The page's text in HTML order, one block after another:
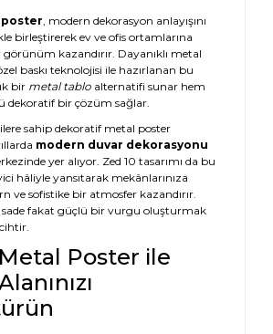
poster, modern dekorasyon anlayışını
birleştirerek ev ve ofis ortamlarına
kazandırır. Dayanıklı metal
baskı teknolojisi ile hazırlanan bu
bir metal tablo alternatifi sunar hem
dekoratif bir çözüm sağlar.
sahip dekoratif metal poster
modern duvar dekorasyonu
yer alıyor. Zed 10 tasarımı da bu
hâliyle yansıtarak mekânlarınıza
ve sofistike bir atmosfer kazandırır.
sade fakat güçlü bir vurgu oluşturmak
Poster ile